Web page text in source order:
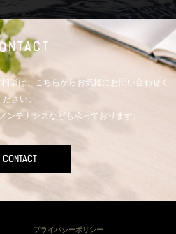
談は、こちらからお気軽にお問い合わせく
ださい。
ンテナンスなども承っております。
CONTACT
プライバシーポリシー